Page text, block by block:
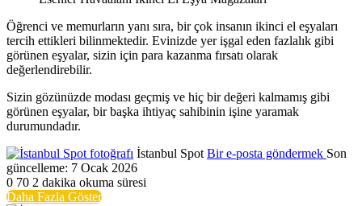
Öğrenci ve memurların yanı sıra, bir çok insanın ikinci el eşyaları
tercih ettikleri bilinmektedir. Evinizde yer işgal eden fazlalık gibi
görünen eşyalar, sizin için para kazanma fırsatı olarak
değerlendirebilir.
Sizin gözünüzde modası geçmiş ve hiç bir değeri kalmamış gibi
görünen eşyalar, bir başka ihtiyaç sahibinin işine yaramak
durumundadır.
İstanbul Spot Bir e-posta göndermek Son
güncelleme: 7 Ocak 2026
0 70 2 dakika okuma süresi
Daha Fazla Göster